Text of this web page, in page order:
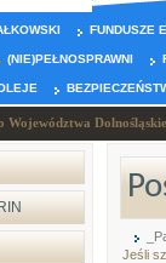
FUNDUSZE
(NIE)PEŁNOSPRAWNI
Województwa
Jeśli